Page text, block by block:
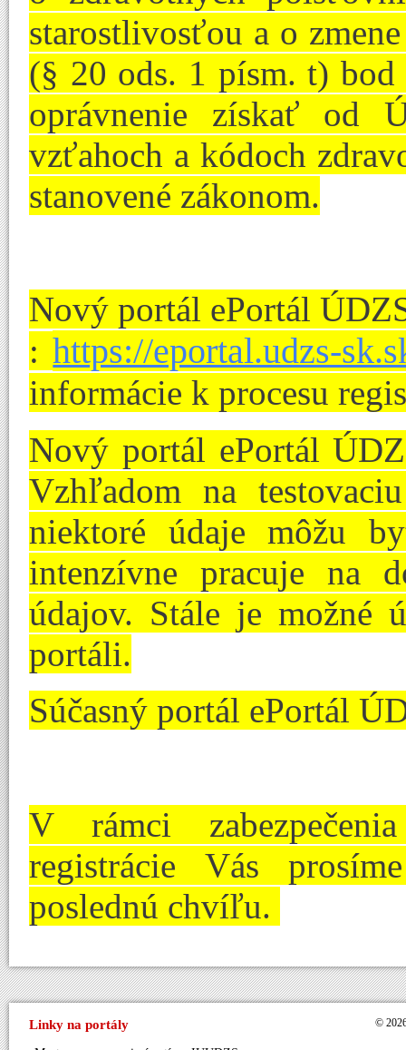
starostlivosťou a o
(§ 20 ods. 1 písm. t)
oprávnenie získať od
vzťahoch a kódoch
stanovené zákonom.
Nový portál ePortál
:https://eportal.udzs-
informácie k procesu
Nový portál ePortál
Vzhľadom na
niektoré údaje môžu
intenzívne pracuje na
údajov. Stále je možné
portáli.
Súčasný portál ePortál
V rámci
registrácie Vás
poslednú chvíľu.
Linky na portály ©